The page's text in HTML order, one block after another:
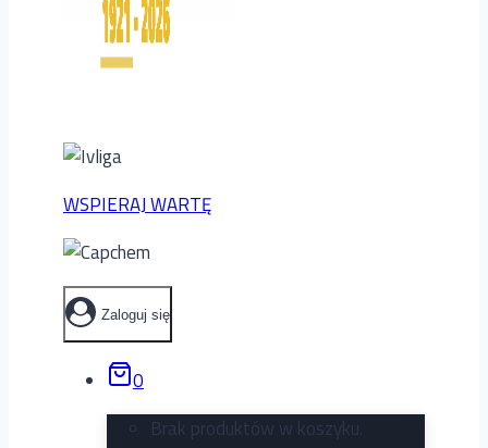
WSPIERAJ WARTĘ
Zaloguj się
0
Brak produktów w koszyku.